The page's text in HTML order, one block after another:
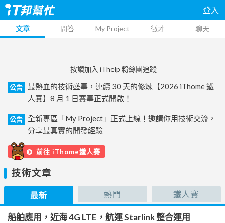
登入
文章 問答 My Project 徵才 聊天
按讚加入 iThelp 粉絲團追蹤
公告
最熱血的技術盛事，連續 30 天的修煉【2026 iThome 鐵
人賽】8 月 1 日賽事正式開啟！
公告
全新專區「My Project」正式上線！邀請你用技術交流，
分享最真實的開發經驗
前往 iThome鐵人賽
技術文章
最新 熱門 鐵人賽
船舶應用，近海 4G LTE，航運 Starlink 整合運用